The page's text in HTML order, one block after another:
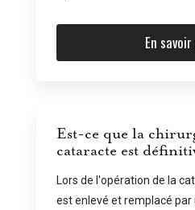
En
Est-ce que la
cataracte est
Lors de l'opération de la
est enlevé et remplacé